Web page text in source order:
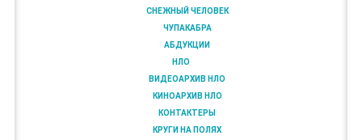
СНЕЖНЫЙ ЧЕЛОВЕК
ЧУПАКАБРА
АБДУКЦИИ
НЛО
ВИДЕОАРХИВ НЛО
КИНОАРХИВ НЛО
КОНТАКТЕРЫ
КРУГИ НА ПОЛЯХ